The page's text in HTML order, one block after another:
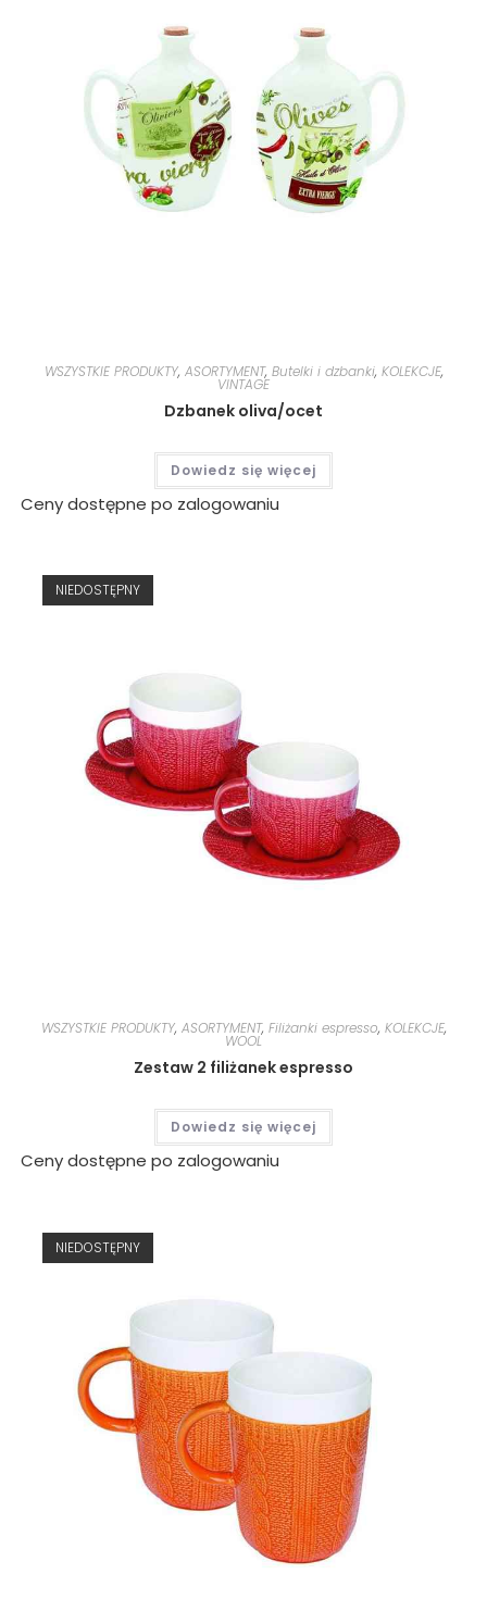
WSZYSTKIE PRODUKTY, ASORTYMENT, Butelki i dzbanki, KOLEKCJE,
VINTAGE
Dzbanek oliva/ocet
Dowiedz się więcej
Ceny dostępne po zalogowaniu
NIEDOSTĘPNY
WSZYSTKIE PRODUKTY, ASORTYMENT, Filiżanki espresso, KOLEKCJE,
WOOL
Zestaw 2 filiżanek espresso
Dowiedz się więcej
Ceny dostępne po zalogowaniu
NIEDOSTĘPNY